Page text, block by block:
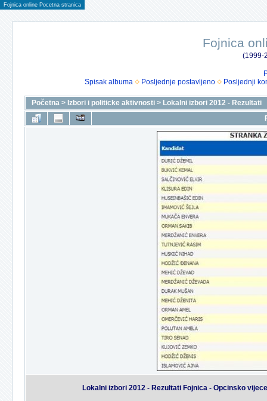
Fojnica online Pocetna stranica
Fojnica
(1999-
Spisak albuma
Posljednje postavljeno Posljednji
Početna > Izbori i politicke aktivnosti > Lokalni izbori 2012 - Rezultati
Lokalni izbori 2012 - Rezultati Fojnica - Opcinsko